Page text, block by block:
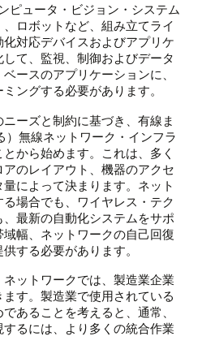
ピュータ・ビジョン・システム
ロボットなど、組み立てライ
対応デバイスおよびアプリケ
て、監視、制御およびデータ
ースのアプリケーションに、
ングする必要があります。
ーズと制約に基づき、有線ま
）無線ネットワーク・インフラ
から始めます。これは、多く
のレイアウト、機器のアクセ
によって決まります。ネット
場合でも、ワイヤレス・テク
最新の自動化システムをサポ
幅、ネットワークの自己回復
する必要があります。
ットワークでは、製造業企業
す。製造業で使用されている
あることを考えると、通常、
るには、より多くの統合作業